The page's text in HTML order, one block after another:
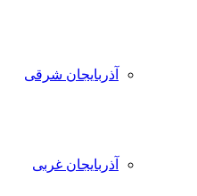
آذربایجان شرقی
آذربایجان غربی